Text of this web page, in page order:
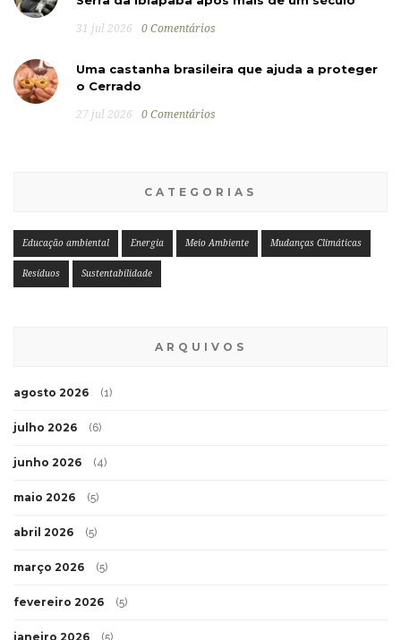
31 jul 2026 0 Comentários
Uma castanha brasileira que ajuda a proteger
o Cerrado
27 jul 2026 0 Comentários
CATEGORIAS
Educação ambiental Energia Meio Ambiente Mudanças Climáticas
Resíduos Sustentabilidade
ARQUIVOS
agosto 2026 (1)
julho 2026 (6)
junho 2026 (4)
maio 2026 (5)
abril 2026 (5)
março 2026 (5)
fevereiro 2026 (5)
janeiro 2026 (5)